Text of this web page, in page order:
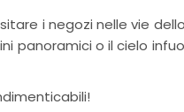
i negozi nelle vie
panoramici o il cielo